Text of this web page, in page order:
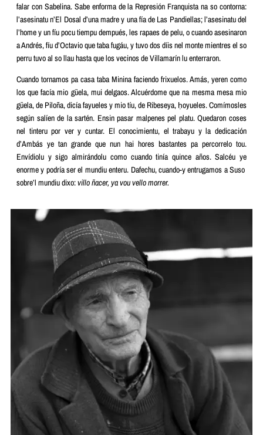
falar con Sabelina. Sabe enforma de la Represión Franquista na so contorna:
l’asesinatu n’El Dosal d’una madre y una fía de Las Pandiellas; l’asesinatu del
l’home y un fíu pocu tiempu dempués, les rapaes de pelu, o cuando asesinaron
a Andrés, fíu d’Octavio que taba fugáu, y tuvo dos díis nel monte mientres el so
perru tuvo al so llau hasta que los vecinos de Villamarín lu enterraron.
Cuando tornamos pa casa taba Minina faciendo frixuelos. Amás, yeren como
los que facía mio güela, mui delgaos. Alcuérdome que na mesma mesa mio
güela, de Piloña, dicía fayueles y mio tíu, de Ribeseya, ḥoyueles. Comímosles
según salíen de la sartén. Ensin pasar malpenes pel platu. Quedaron coses
nel tinteru por ver y cuntar. El conocimientu, el trabayu y la dedicación
d’Ambás ye tan grande que nun hai hores bastantes pa percorrelo tou.
Envídiolu y sigo almirándolu como cuando tinía quince años. Salcéu ye
enorme y podría ser el mundiu enteru. Dafechu, cuando-y entrugamos a Suso
sobre’l mundiu dixo:villo ñacer, ya vou vello morrer.